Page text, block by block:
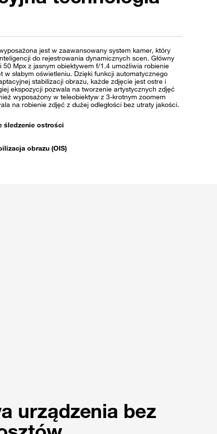
jest w zaawansowany system kamer, który
do rejestrowania dynamicznych scen. Główny
50 Mpx z jasnym obiektywem f/1.4 umożliwia robienie
w słabym oświetleniu. Dzięki funkcji automatycznego
stabilizacji obrazu, każde zdjęcie jest ostre i
ekspozycji pozwala na tworzenie artystycznych zdjęć
wyposażony w teleobiektyw z 3-krotnym zoomem
na robienie zdjęć z dużej odległości bez utraty jakości.
śledzenie ostrości
obrazu (OIS)
urządzenia bez